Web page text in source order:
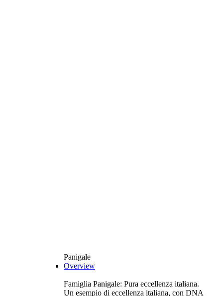
Panigale
Overview
Famiglia Panigale: Pura eccellenza italiana.
Un esempio di eccellenza italiana, con DNA